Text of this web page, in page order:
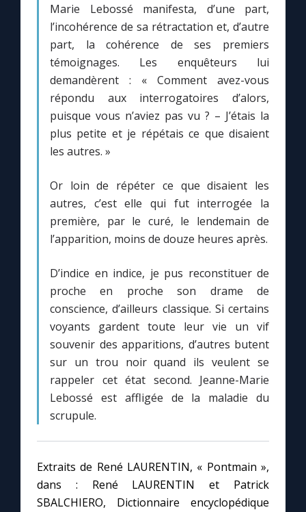
Marie Lebossé manifesta, d’une part,
l’incohérence de sa rétractation et, d’autre
part, la cohérence de ses premiers
témoignages. Les enquêteurs lui
demandèrent : « Comment avez-vous
répondu aux interrogatoires d’alors,
puisque vous n’aviez pas vu ? – J’étais la
plus petite et je répétais ce que disaient
les autres. »
Or loin de répéter ce que disaient les
autres, c’est elle qui fut interrogée la
première, par le curé, le lendemain de
l’apparition, moins de douze heures après.
D’indice en indice, je pus reconstituer de
proche en proche son drame de
conscience, d’ailleurs classique. Si certains
voyants gardent toute leur vie un vif
souvenir des apparitions, d’autres butent
sur un trou noir quand ils veulent se
rappeler cet état second. Jeanne-Marie
Lebossé est affligée de la maladie du
scrupule.
Extraits de René LAURENTIN, « Pontmain »,
dans : René LAURENTIN et Patrick
SBALCHIERO, Dictionnaire encyclopédique